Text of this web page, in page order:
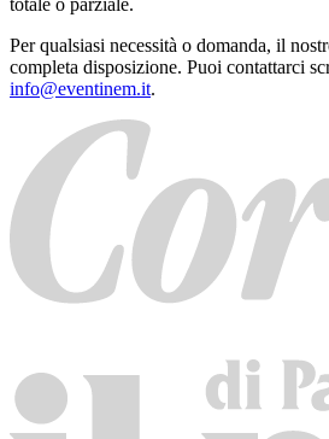
Per qualsiasi necessità o domanda, il
completa disposizione. Puoi contattarci
info@eventinem.it.